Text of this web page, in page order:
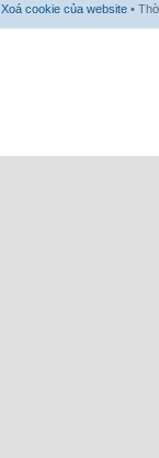
Xoá cookie của website •